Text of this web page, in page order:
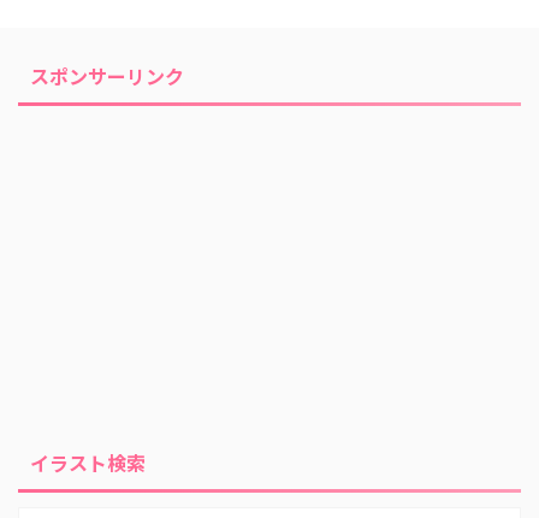
スポンサーリンク
イラスト検索